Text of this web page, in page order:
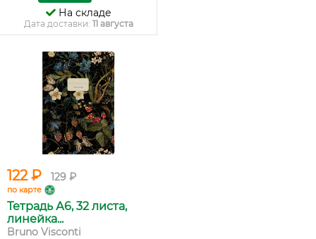
На складе
Дата доставки: 11 августа
122 ₽ 129 ₽
по карте
Тетрадь А6, 32 листа,
линейка...
Bruno Visconti